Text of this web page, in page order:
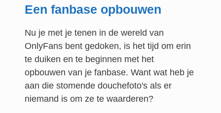
Een fanbase opbouwen
Nu je met je tenen in de wereld van
OnlyFans bent gedoken, is het tijd om erin
te duiken en te beginnen met het
opbouwen van je fanbase. Want wat heb je
aan die stomende douchefoto's als er
niemand is om ze te waarderen?